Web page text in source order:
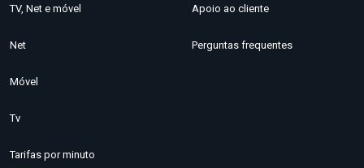
TV, Net e móvel
Net
Móvel
Tv
Tarifas por minuto
Apoio ao cliente
Perguntas frequentes